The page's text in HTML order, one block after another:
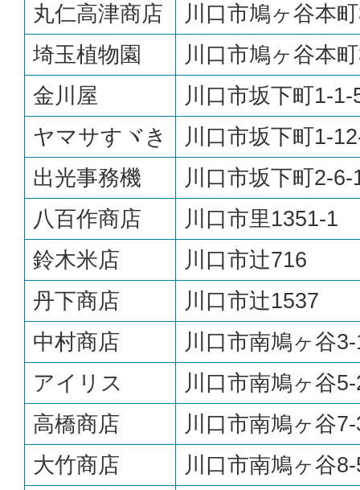
丸仁高津商店
川口市鳩ヶ谷本
埼玉植物園
川口市鳩ヶ谷本
金川屋
川口市坂下町1-1-
ヤマサすヾき
川口市坂下町1-
出光事務機
川口市坂下町2-6-
八百作商店
川口市里1351-1
鈴木米店
川口市辻716
丹下商店
川口市辻1537
中村商店
川口市南鳩ヶ谷
アイリス
川口市南鳩ヶ谷
高橋商店
川口市南鳩ヶ谷
大竹商店
川口市南鳩ヶ谷